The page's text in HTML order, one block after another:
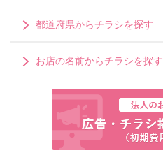
都道府県からチラシを探す
お店の名前からチラシを探す